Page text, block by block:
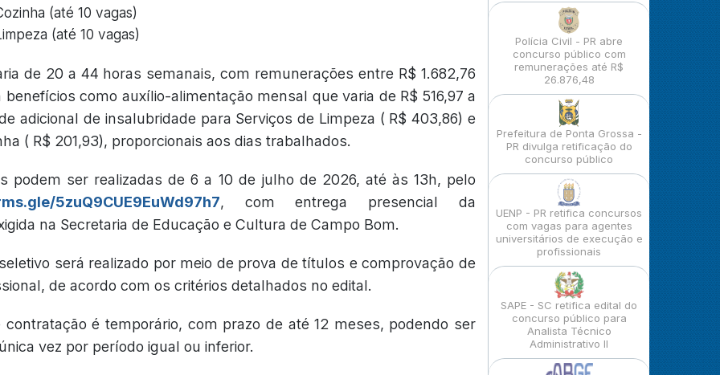
(até 10 vagas)
(até 10 vagas)
de 20 a 44 horas semanais, com remunerações entre R$ 1.682,76
benefícios como auxílio-alimentação mensal que varia de R$ 516,97 a
adicional de insalubridade para Serviços de Limpeza ( R$ 403,86) e
( R$ 201,93), proporcionais aos dias trabalhados.
podem ser realizadas de 6 a 10 de julho de 2026, até às 13h, pelo
5zuQ9CUE9EuWd97h7, com entrega presencial da
na Secretaria de Educação e Cultura de Campo Bom.
será realizado por meio de prova de títulos e comprovação de
de acordo com os critérios detalhados no edital.
contratação é temporário, com prazo de até 12 meses, podendo ser
vez por período igual ou inferior.
Polícia Civil - PR abre
concurso público com
remunerações até R$
26.876,48
Prefeitura de Ponta Grossa -
PR divulga retificação do
concurso público
UENP - PR retifica concursos
com vagas para agentes
universitários de execução e
profissionais
SAPE - SC retifica edital do
concurso público para
Analista Técnico
Administrativo II